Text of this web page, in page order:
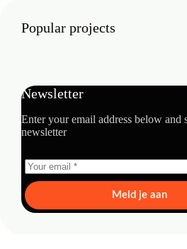
Popular projects
Newsletter
Enter your email address below and
newsletter
Meld je aan